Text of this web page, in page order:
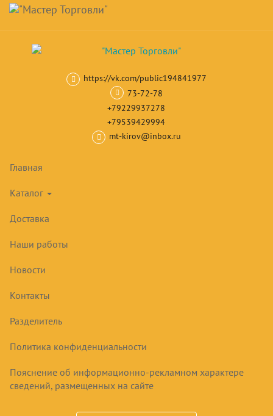
Skip
main
content
Навигация
https://vk.com/public194841977
73-72-78
+79229937278
+79539429994
mt-kirov@inbox.ru
Главная
Каталог
Доставка
Наши работы
Новости
Контакты
Разделитель
Политика конфиденциальности
Пояснение об информационно-рекламном характере
сведений, размещенных на сайте
Корзина товар(ов)
Камеры, холодильные машины
НИЗКОТЕМПЕРАТУРНЫЙ
207540₽